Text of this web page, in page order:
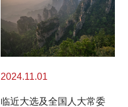
2024.11.01
临近大选及全国人大常委